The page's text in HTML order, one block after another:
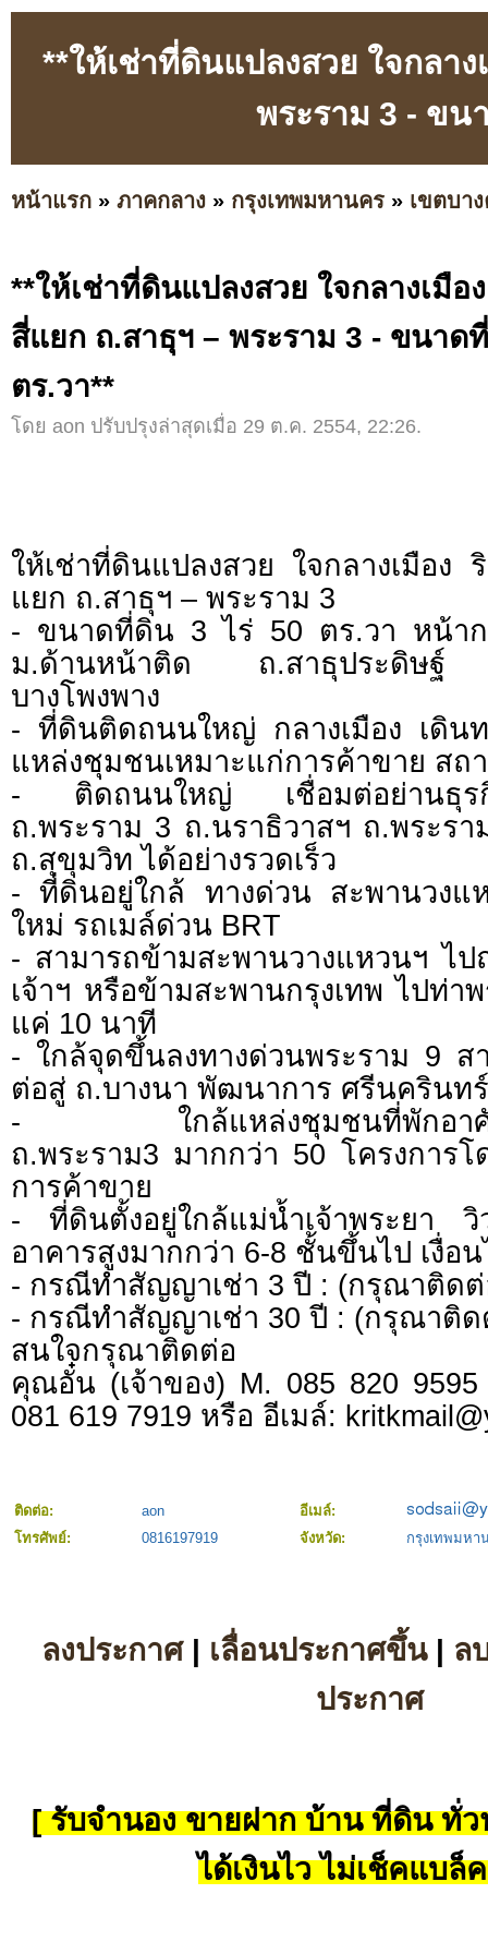
**ให้เช่าที่ดินแปลงสวย ใจกลา
พระราม 3 - ขน
หน้าแรก » ภาคกลาง » กรุงเทพมหานคร » เขตบา
**ให้เช่าที่ดินแปลงสวย ใจกลางเมือ
สี่แยก ถ.สาธุฯ – พระราม 3 - ขนาด
ตร.วา**
โดย aon ปรับปรุงล่าสุดเมื่อ 29 ต.ค. 2554, 22:26.
ให้เช่าที่ดินแปลงสวย ใจกลางเมือง
แยก ถ.สาธุฯ – พระราม 3
- ขนาดที่ดิน 3 ไร่ 50 ตร.วา หน้า
ม.ด้านหน้าติด ถ.สาธุประดิษฐ์
บางโพงพาง
- ที่ดินติดถนนใหญ่ กลางเมือง เดิน
แหล่งชุมชนเหมาะแก่การค้าขาย สถ
- ติดถนนใหญ่ เชื่อมต่อย่านธุร
ถ.พระราม 3 ถ.นราธิวาสฯ ถ.พระร
ถ.สุขุมวิท ได้อย่างรวดเร็ว
- ที่ดินอยู่ใกล้ ทางด่วน สะพานวงแ
ใหม่ รถเมล์ด่วน BRT
- สามารถข้ามสะพานวางแหวนฯ ไ
เจ้าฯ หรือข้ามสะพานกรุงเทพ ไปท่า
แค่ 10 นาที
- ใกล้จุดขึ้นลงทางด่วนพระราม 9 ส
ต่อสู่ ถ.บางนา พัฒนาการ ศรีนครินท
- ใกล้แหล่งชุมชนที่พักอาศัยค
ถ.พระราม3 มากกว่า 50 โครงการโ
การค้าขาย
- ที่ดินตั้งอยู่ใกล้แม่น้ำเจ้าพระยา วิ
อาคารสูงมากกว่า 6-8 ชั้นขึ้นไป เงื่อ
- กรณีทำสัญญาเช่า 3 ปี : (กรุณาติดต่
- กรณีทำสัญญาเช่า 30 ปี : (กรุณาติด
สนใจกรุณาติดต่อ
คุณอั๋น (เจ้าของ) M. 085 820
081 619 7919 หรือ อีเมล์:
ติดต่อ: aon
อีเมล์:
โทรศัพย์:
0816197919 จังหวัด: กรุงเทพมหา
ลงประกาศ| เลื่อนประกาศขึ้น| ล
ประกาศ
[ รับจำนอง ขายฝาก บ้าน ที่ดิน ทั่ว
ได้เงินไว ไม่เช็คแบล็